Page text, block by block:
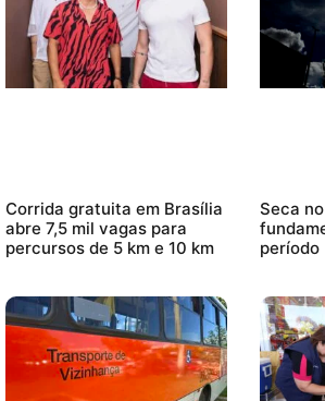
Corrida gratuita em Brasília
abre 7,5 mil vagas para
percursos de 5 km e 10 km
Seca
período